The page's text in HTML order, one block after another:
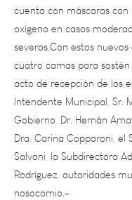
severos.Con estos
cuatro camas para
acto de recepción de
Intendente Municipal,
Gobierno, Dr. Hernán
Dra. Carina Copparoni,
Salvoni, la
Rodríguez, autoridades
nosocomio.-